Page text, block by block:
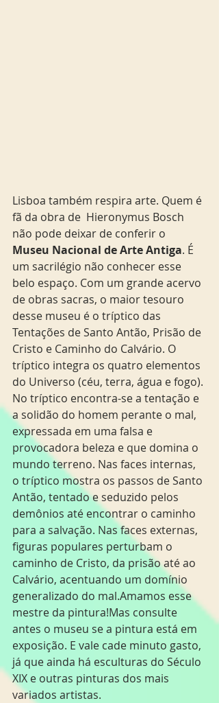
Lisboa também respira arte. Quem é
fã da obra de  Hieronymus Bosch
não pode deixar de conferir o
Museu Nacional de Arte Antiga. É
um sacrilégio não conhecer esse
belo espaço. Com um grande acervo
de obras sacras, o maior tesouro
desse museu é o tríptico das
Tentações de Santo Antão, Prisão de
Cristo e Caminho do Calvário. O
tríptico integra os quatro elementos
do Universo (céu, terra, água e fogo).
No tríptico encontra-se a tentação e
a solidão do homem perante o mal,
expressada em uma falsa e
provocadora beleza e que domina o
mundo terreno. Nas faces internas,
o tríptico mostra os passos de Santo
Antão, tentado e seduzido pelos
demônios até encontrar o caminho
para a salvação. Nas faces externas,
figuras populares perturbam o
caminho de Cristo, da prisão até ao
Calvário, acentuando um domínio
generalizado do mal.Amamos esse
mestre da pintura!Mas consulte
antes o museu se a pintura está em
exposição. E vale cade minuto gasto,
já que ainda há esculturas do Século
XIX e outras pinturas dos mais
variados artistas.